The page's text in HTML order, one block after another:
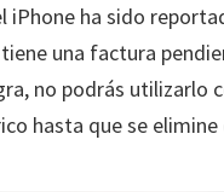
iPhone ha sido
una factura
no podrás utilizarlo
hasta que se